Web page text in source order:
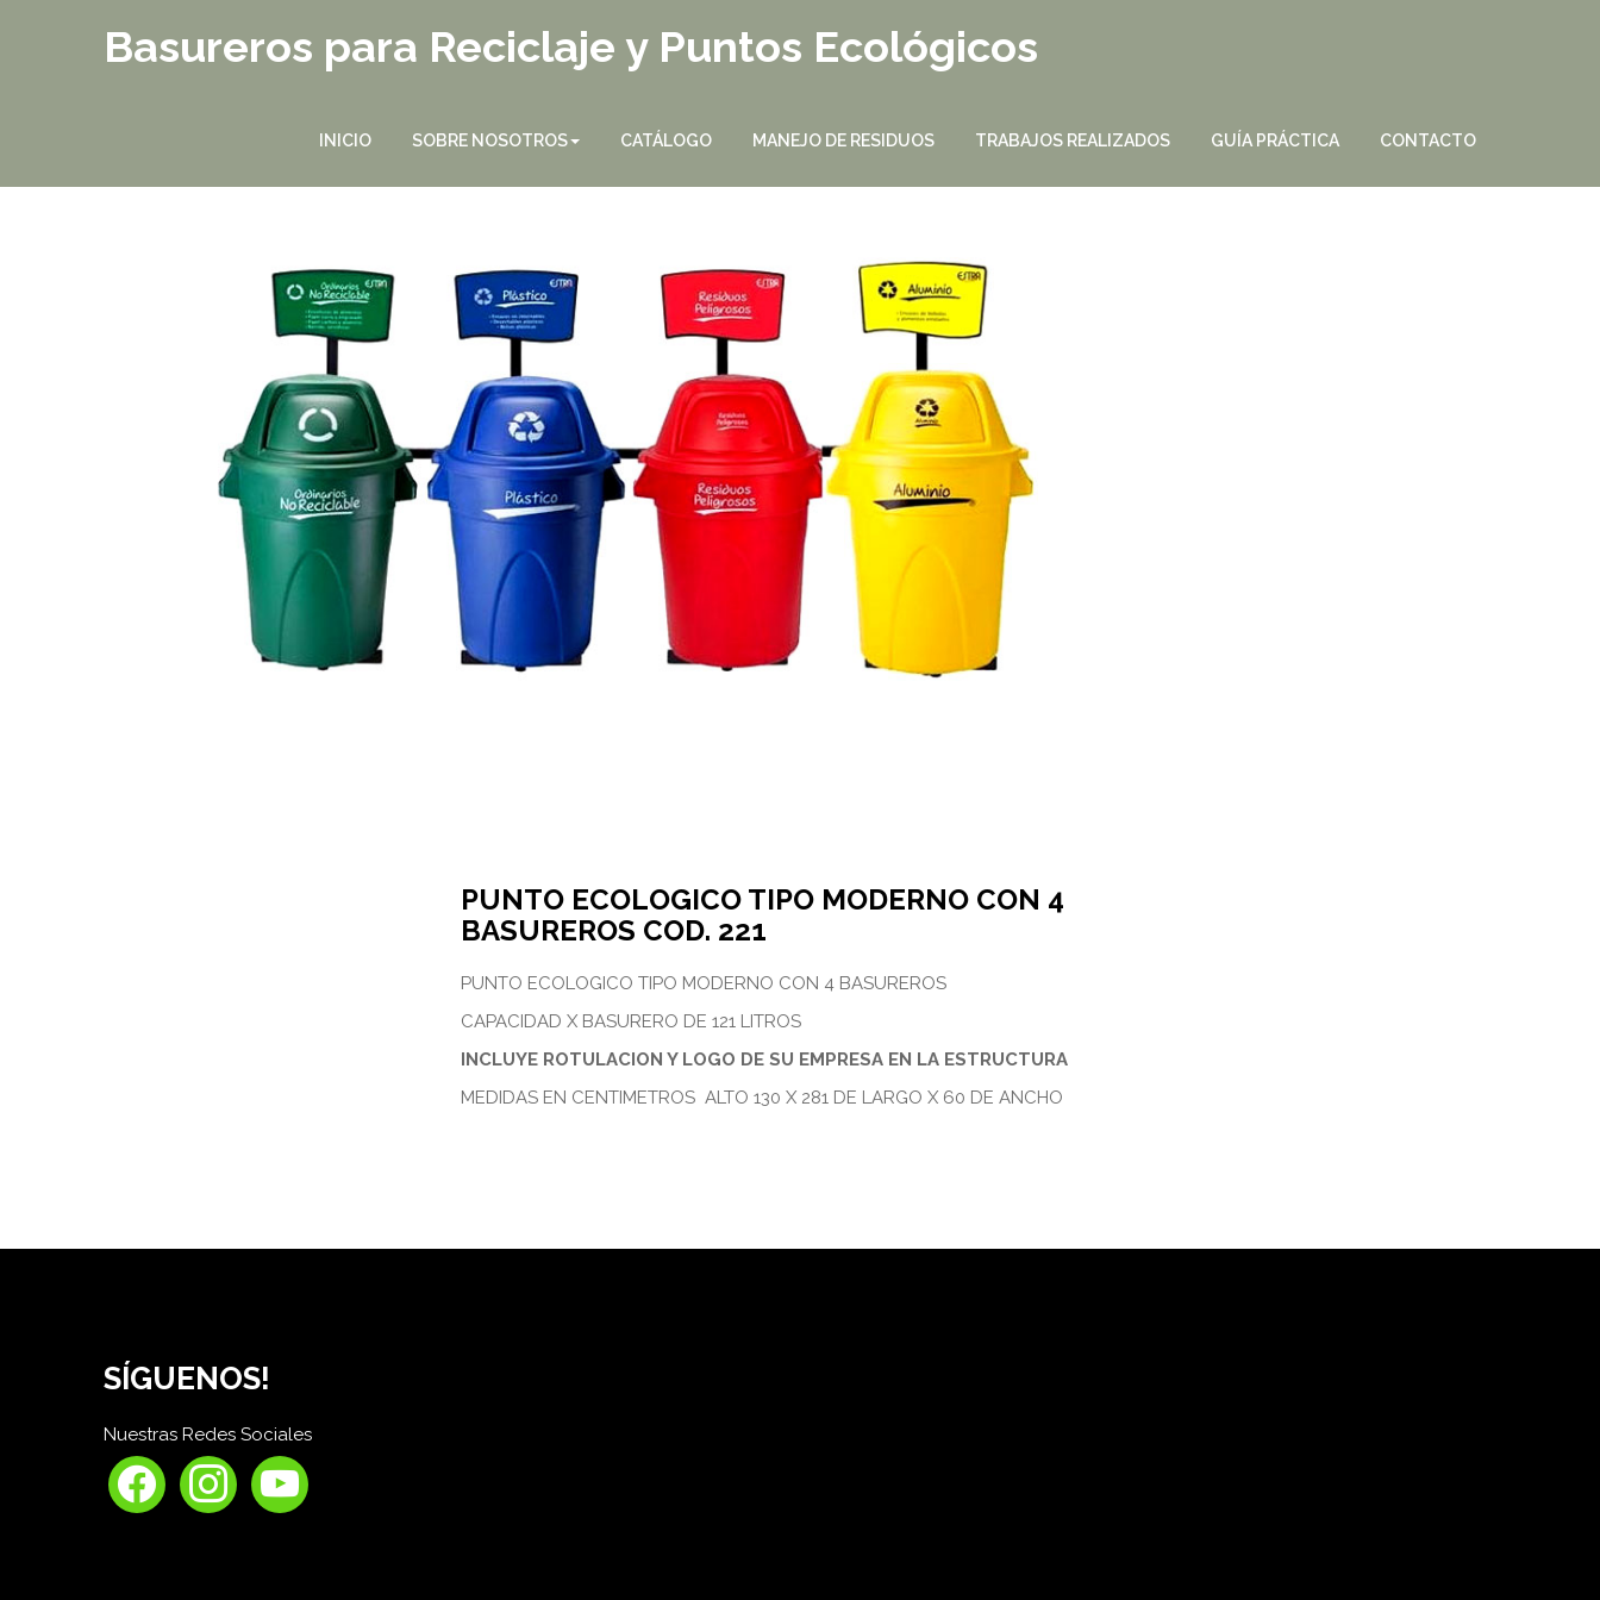
Basureros para Reciclaje y Puntos Ecológicos
INICIO SOBRE NOSOTROS CATÁLOGO MANEJO DE RESIDUOS TRABAJOS REALIZADOS GUÍA PRÁCTICA CONTACTO
PUNTO ECOLOGICO TIPO MODERNO CON 4
BASUREROS COD. 221
PUNTO ECOLOGICO TIPO MODERNO CON 4 BASUREROS
CAPACIDAD X BASURERO DE 121 LITROS
INCLUYE ROTULACION Y LOGO DE SU EMPRESA EN LA ESTRUCTURA
MEDIDAS EN CENTIMETROS ALTO 130 X 281 DE LARGO X 60 DE ANCHO
SÍGUENOS!
Nuestras Redes Sociales
facebookinstagramyoutube